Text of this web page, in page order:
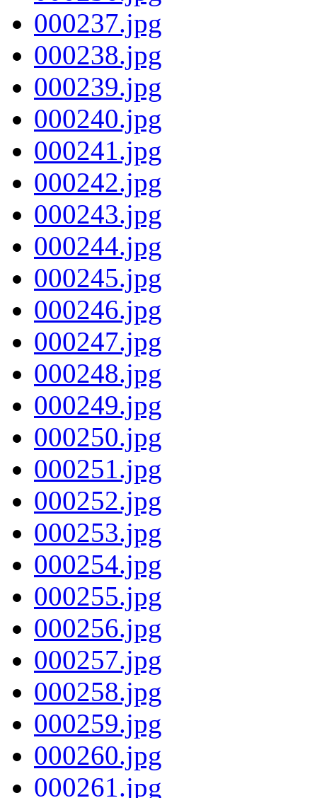
000237.jpg
000238.jpg
000239.jpg
000240.jpg
000241.jpg
000242.jpg
000243.jpg
000244.jpg
000245.jpg
000246.jpg
000247.jpg
000248.jpg
000249.jpg
000250.jpg
000251.jpg
000252.jpg
000253.jpg
000254.jpg
000255.jpg
000256.jpg
000257.jpg
000258.jpg
000259.jpg
000260.jpg
000261.jpg